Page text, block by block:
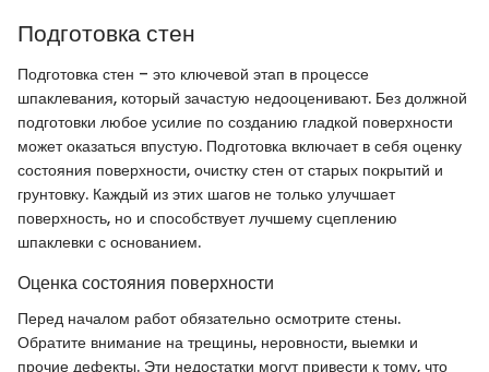
Подготовка стен
Подготовка стен – это ключевой этап в процессе
шпаклевания, который зачастую недооценивают. Без должной
подготовки любое усилие по созданию гладкой поверхности
может оказаться впустую. Подготовка включает в себя оценку
состояния поверхности, очистку стен от старых покрытий и
грунтовку. Каждый из этих шагов не только улучшает
поверхность, но и способствует лучшему сцеплению
шпаклевки с основанием.
Оценка состояния поверхности
Перед началом работ обязательно осмотрите стены.
Обратите внимание на трещины, неровности, выемки и
прочие дефекты. Эти недостатки могут привести к тому, что